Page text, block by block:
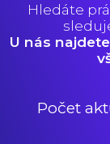
Hledáte
U nás
Počet